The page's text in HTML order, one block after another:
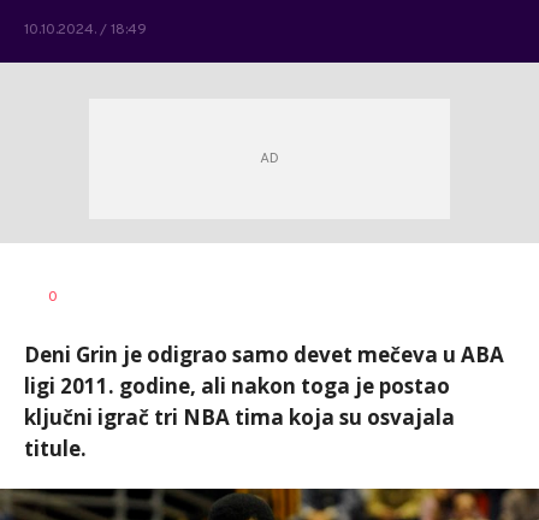
10.10.2024. / 18:49
0
Deni Grin je odigrao samo devet mečeva u ABA
ligi 2011. godine, ali nakon toga je postao
ključni igrač tri NBA tima koja su osvajala
titule.